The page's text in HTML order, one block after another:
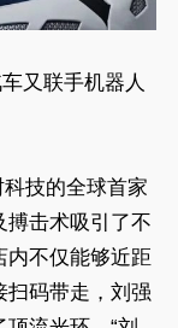
又联手机器人
技的全球首家
搏击术吸引了不
内不仅能够近距
扫码带走，刘强